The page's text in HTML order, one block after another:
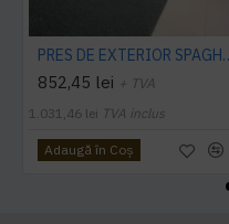
PRES DE EXTERIOR
852,45 lei + TVA
1.031,46 lei TVA inclus
Adaugă în Coş